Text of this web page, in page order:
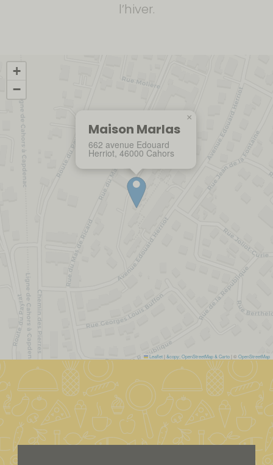
l’hiver.
Maison Marlas
662 avenue Edouard
Herriot, 46000 Cahors
×
+
−
Leaflet| &copy; OpenStreetMap & Carto | ©OpenStreetMap